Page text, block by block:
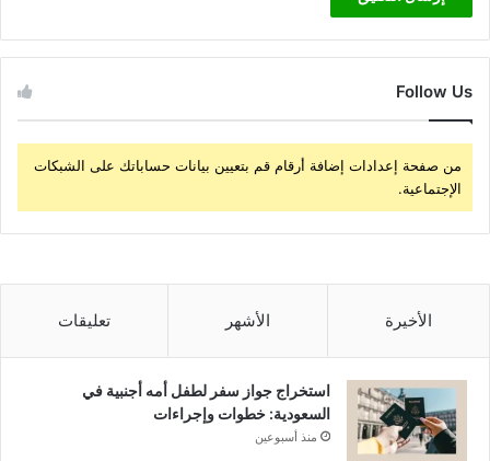
Follow Us
من صفحة إعدادات إضافة أرقام قم بتعيين بيانات حساباتك على الشبكات
الإجتماعية.
الأخيرة الأشهر تعليقات
استخراج جواز سفر لطفل أمه أجنبية في
السعودية: خطوات وإجراءات
منذ أسبوعين